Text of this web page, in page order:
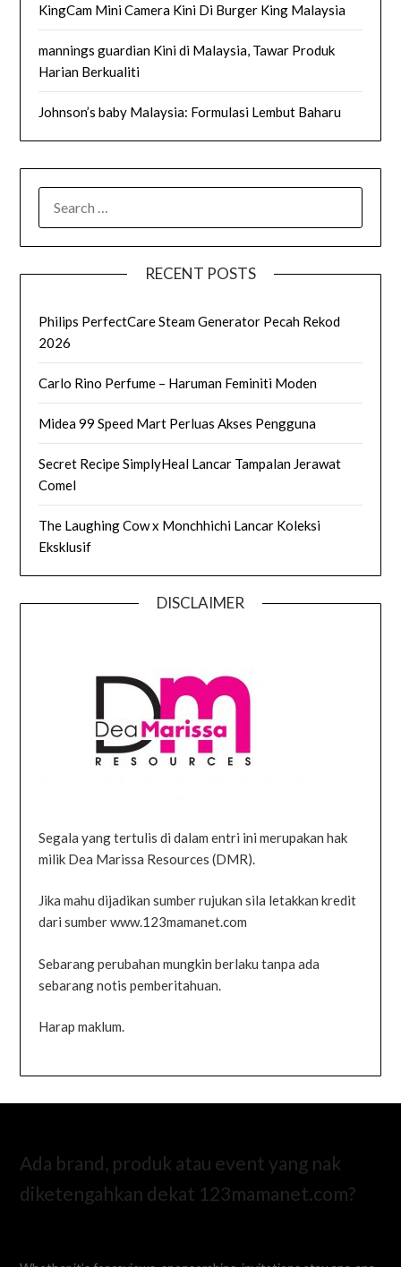
KingCam Mini Camera Kini Di Burger King Malaysia
mannings guardian Kini di Malaysia, Tawar Produk
Harian Berkualiti
Johnson’s baby Malaysia: Formulasi Lembut Baharu
RECENT POSTS
Philips PerfectCare Steam Generator Pecah Rekod
2026
Carlo Rino Perfume – Haruman Feminiti Moden
Midea 99 Speed Mart Perluas Akses Pengguna
Secret Recipe SimplyHeal Lancar Tampalan Jerawat
Comel
The Laughing Cow x Monchhichi Lancar Koleksi
Eksklusif
DISCLAIMER
Segala yang tertulis di dalam entri ini merupakan hak
milik Dea Marissa Resources (DMR).
Jika mahu dijadikan sumber rujukan sila letakkan kredit
dari sumber www.123mamanet.com
Sebarang perubahan mungkin berlaku tanpa ada
sebarang notis pemberitahuan.
Harap maklum.
Ada brand, produk atau event yang nak
diketengahkan dekat 123mamanet.com?